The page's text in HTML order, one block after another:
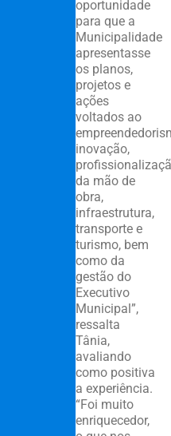
oportunidade
para que a
Municipalidade
apresentasse
os planos,
projetos e
ações
voltados ao
inovação,
da mão de
obra,
infraestrutura,
transporte e
turismo, bem
como da
gestão do
Executivo
Municipal”,
ressalta
Tânia,
avaliando
como positiva
a experiência.
“Foi muito
enriquecedor,